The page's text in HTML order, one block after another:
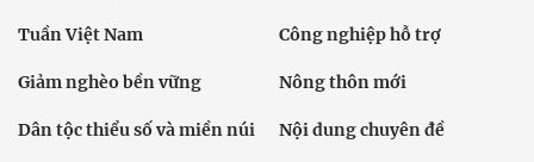
Tuần Việt Nam Công nghiệp hỗ trợ
Giảm nghèo bền vững Nông thôn mới
Dân tộc thiểu số và miền núi Nội dung chuyên đề